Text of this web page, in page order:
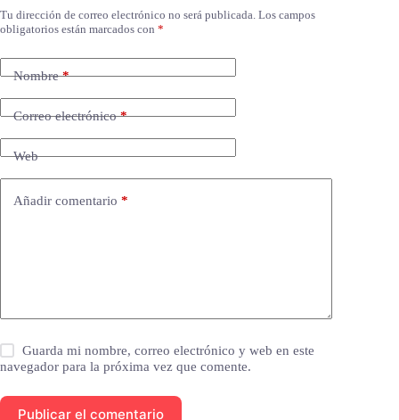
Tu dirección de correo electrónico no será publicada. Los campos
obligatorios están marcados con *
Nombre*
Correo electrónico*
Web
Añadir comentario *
Guarda mi nombre, correo electrónico y web en este
navegador para la próxima vez que comente.
Publicar el comentario